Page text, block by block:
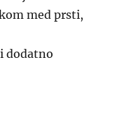
med prsti,
dodatno